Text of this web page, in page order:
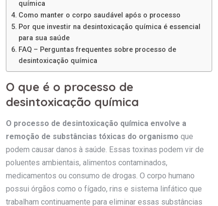
química
Como manter o corpo saudável após o processo
Por que investir na desintoxicação química é essencial
para sua saúde
FAQ – Perguntas frequentes sobre processo de
desintoxicação química
O que é o processo de
desintoxicação química
O processo de desintoxicação química envolve a
remoção de substâncias tóxicas do organismo que
podem causar danos à saúde. Essas toxinas podem vir de
poluentes ambientais, alimentos contaminados,
medicamentos ou consumo de drogas. O corpo humano
possui órgãos como o fígado, rins e sistema linfático que
trabalham continuamente para eliminar essas substâncias